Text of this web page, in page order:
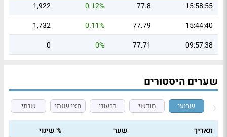
15:58:55
77.8
0.12%
1,922
15:44:40
77.79
0.11%
1,732
09:57:38
77.71
0%
0
שערים היסטורים
שבועי חודשי רבעוני חצי שנתי שנתי
תאריך שער
% שינוי